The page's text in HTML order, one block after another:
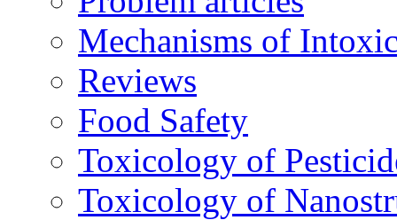
Mechanisms of
Reviews
Food Safety
Toxicology of
Toxicology of